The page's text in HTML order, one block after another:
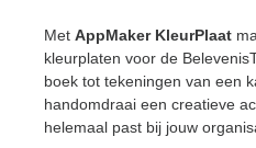
Met AppMaker KleurPlaat
kleurplaten voor de
boek tot tekeningen van een
handomdraai een creatieve
helemaal past bij jouw